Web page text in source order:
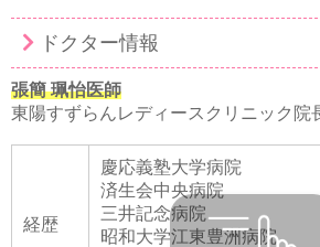
ドクター情報
張簡 珮怡医師
東陽すずらんレディースクリニック院
経歴
慶応義塾大学病院
済生会中央病院
三井記念病院
昭和大学江東豊洲病院